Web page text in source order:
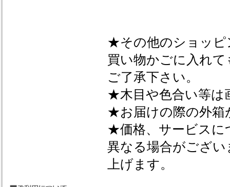
★その他のショッピ
買い物かごに入れ
ご了承下さい。
★木目や色合い等は
★お届けの際の外箱
★価格、サービスに
異なる場合がござ
上げます。